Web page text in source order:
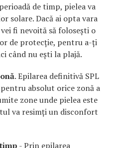
de timp, pielea va
solare. Dacă ai opta vara
fi nevoită să folosești o
de protecție, pentru a-ți
când nu ești la plajă.
. Epilarea definitivă SPL
absolut orice zonă a
zone unde pielea este
va resimți un disconfort
- Prin epilarea